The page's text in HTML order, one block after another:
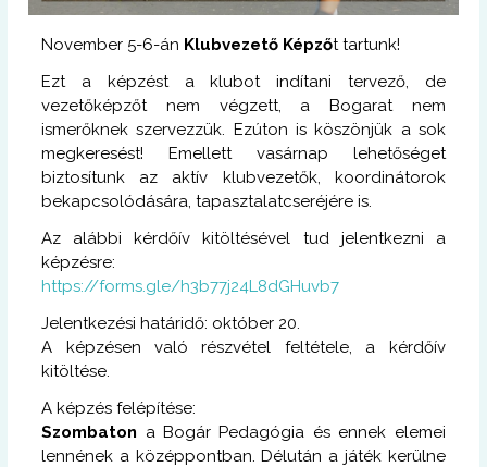
November 5-6-án Klubvezető Képzőt tartunk!
Ezt a képzést a klubot indítani tervező, de
vezetőképzőt nem végzett, a Bogarat nem
ismerőknek szervezzük. Ezúton is köszönjük a sok
megkeresést! Emellett vasárnap lehetőséget
biztosítunk az aktív klubvezetők, koordinátorok
bekapcsolódására, tapasztalatcseréjére is.
Az alábbi kérdőív kitöltésével tud jelentkezni a
képzésre:
https://forms.gle/h3b77j24L8dGHuvb7
Jelentkezési határidő: október 20.
A képzésen való részvétel feltétele, a kérdőív
kitöltése.
A képzés felépítése:
Szombaton a Bogár Pedagógia és ennek elemei
lennének a középpontban.Délután a játék kerülne